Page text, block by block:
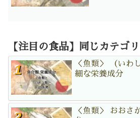
【注目の食品】同じカテゴリ
＜魚類＞ （いわ
細な栄養成分
＜魚類＞ おおさ